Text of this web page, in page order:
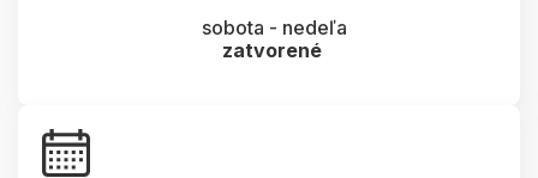
sobota - nedeľa
zatvorené